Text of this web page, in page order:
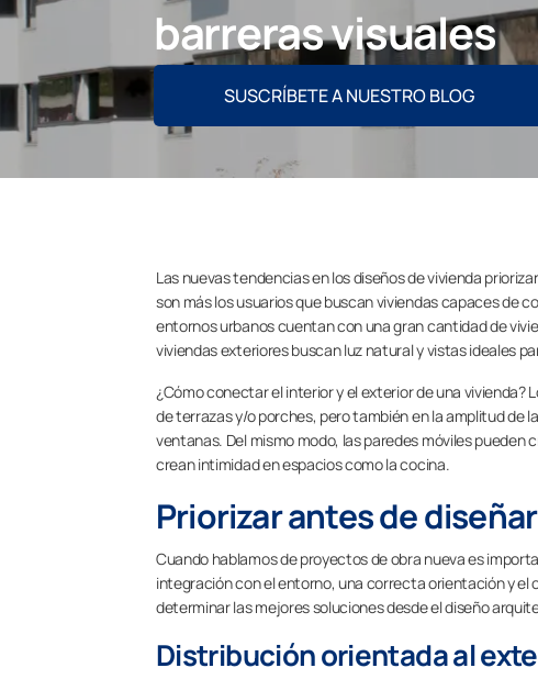
barreras visuales
SUSCRÍBETE A NUESTRO BLOG
Las nuevas tendencias en los diseños de vivienda
son más los usuarios que buscan viviendas capaces de
entornos urbanos cuentan con una gran cantidad de
viviendas exteriores buscan luz natural y vistas ideales
¿Cómo conectar el interior y el exterior de una
de terrazas y/o porches, pero también en la amplitud de
ventanas. Del mismo modo, las paredes móviles pueden
crean intimidad en espacios como la cocina.
Priorizar antes de diseñar
Cuando hablamos de proyectos de obra nueva es
integración con el entorno, una correcta orientación y el
determinar las mejores soluciones desde el diseño
Distribución orientada al